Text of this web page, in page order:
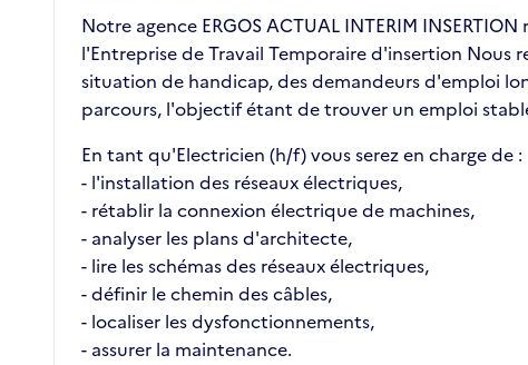
Notre agence ERGOS ACTUAL INTERIM
l'Entreprise de Travail Temporaire d'insertion Nous
situation de handicap, des demandeurs d'emploi
parcours, l'objectif étant de trouver un emploi
En tant qu'Electricien (h/f) vous serez en charge de :
- l'installation des réseaux électriques,
- rétablir la connexion électrique de machines,
- analyser les plans d'architecte,
- lire les schémas des réseaux électriques,
- définir le chemin des câbles,
- localiser les dysfonctionnements,
- assurer la maintenance.